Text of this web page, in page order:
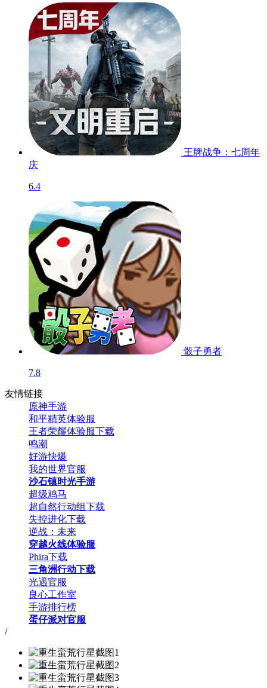
王牌战争：七周年
庆
6.4
骰子勇者
7.8
友情链接
原神手游
和平精英体验服
王者荣耀体验服下载
鸣潮
好游快爆
我的世界官服
沙石镇时光手游
超级鸡马
超自然行动组下载
失控进化下载
逆战：未来
穿越火线体验服
Phira下载
三角洲行动下载
光遇官服
良心工作室
手游排行榜
蛋仔派对官服
/